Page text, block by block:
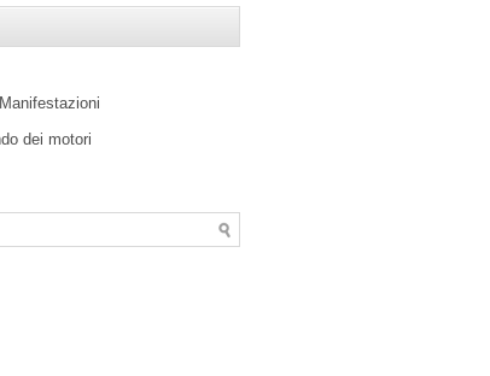
dei motori